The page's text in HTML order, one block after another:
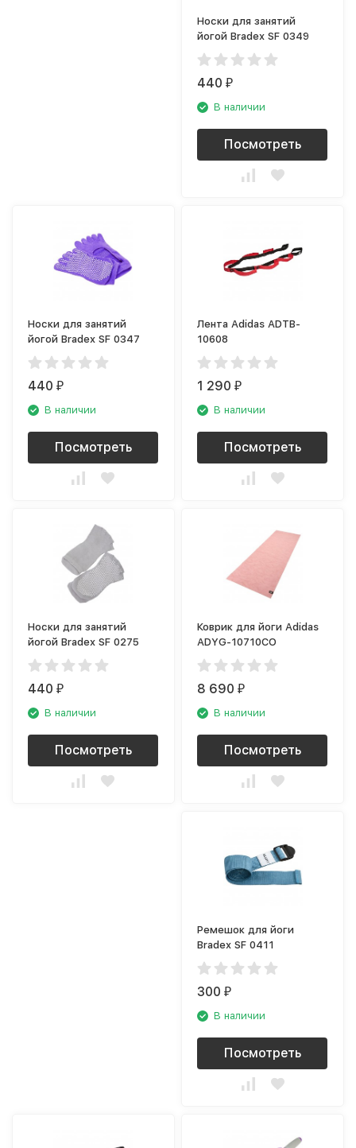
Носки для занятий
йогой Bradex SF 0349
440₽
В наличии
Посмотреть
Носки для занятий
йогой Bradex SF 0347
440₽
В наличии
Посмотреть
Лента Adidas ADTB-
10608
1 290₽
В наличии
Посмотреть
Носки для занятий
йогой Bradex SF 0275
440₽
В наличии
Посмотреть
Коврик для йоги Adidas
ADYG-10710CO
8 690₽
В наличии
Посмотреть
Ремешок для йоги
Bradex SF 0411
300₽
В наличии
Посмотреть